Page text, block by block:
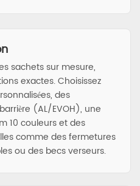
sachets sur mesure,
exactes. Choisissez
des
(AL/EVOH), une
10 couleurs et des
comme des fermetures
ou des becs verseurs.